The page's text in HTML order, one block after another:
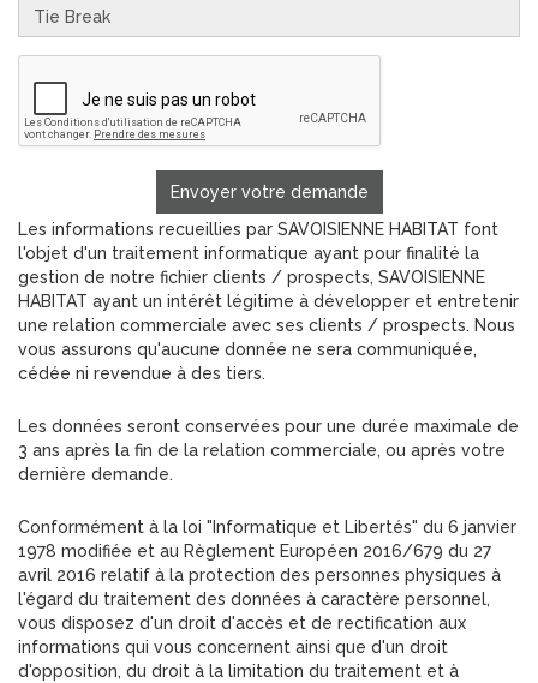
Envoyer votre demande
Les informations recueillies par SAVOISIENNE HABITAT font
l'objet d'un traitement informatique ayant pour finalité la
gestion de notre fichier clients / prospects, SAVOISIENNE
HABITAT ayant un intérêt légitime à développer et entretenir
une relation commerciale avec ses clients / prospects. Nous
vous assurons qu'aucune donnée ne sera communiquée,
cédée ni revendue à des tiers.
Les données seront conservées pour une durée maximale de
3 ans après la fin de la relation commerciale, ou après votre
dernière demande.
Conformément à la loi "Informatique et Libertés" du 6 janvier
1978 modifiée et au Règlement Européen 2016/679 du 27
avril 2016 relatif à la protection des personnes physiques à
l'égard du traitement des données à caractère personnel,
vous disposez d'un droit d'accès et de rectification aux
informations qui vous concernent ainsi que d'un droit
d'opposition, du droit à la limitation du traitement et à